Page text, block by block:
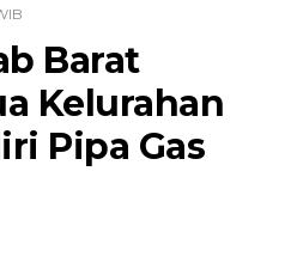
Barat
Kelurahan
Pipa Gas